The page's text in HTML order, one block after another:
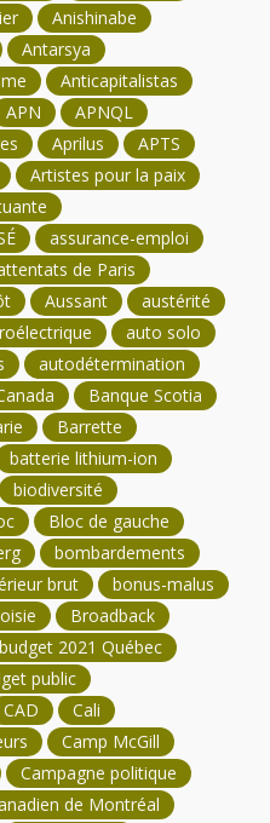
Anishinabe
Antarsya
Anticapitalistas
APN
APNQL
Aprilus
APTS
Artistes pour la paix
assurance-emploi
de Paris
Aussant
austérité
auto solo
autodétermination
Banque Scotia
Barrette
batterie lithium-ion
biodiversité
Bloc de gauche
bombardements
brut
bonus-malus
Broadback
budget 2021 Québec
public
CAD
Cali
Camp McGill
Campagne politique
de Montréal